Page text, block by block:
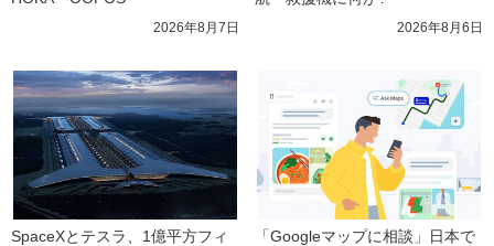
2026年8月7日 2026年8月6日
SpaceXとテスラ、1億平方フィ
「Googleマップに相談」日本で